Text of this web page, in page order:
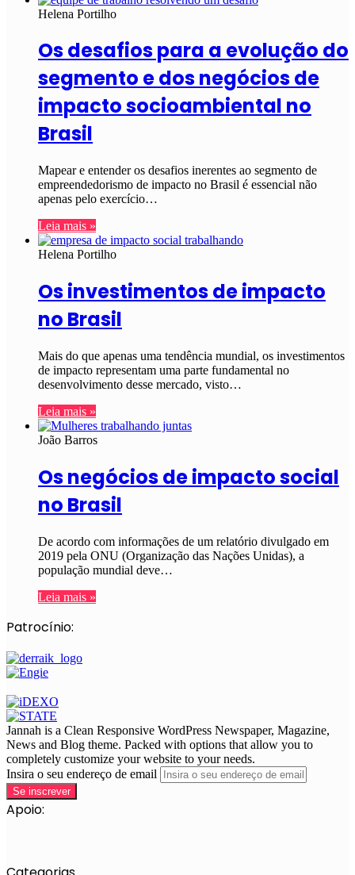
Helena Portilho
Os desafios para a evolução do
segmento e dos negócios de
impacto socioambiental no
Brasil
Mapear e entender os desafios inerentes ao segmento de
empreendedorismo de impacto no Brasil é essencial não
apenas pelo exercício…
Leia mais »
Helena Portilho
Os investimentos de impacto
no Brasil
Mais do que apenas uma tendência mundial, os investimentos
de impacto representam uma parte fundamental no
desenvolvimento desse mercado, visto…
Leia mais »
João Barros
Os negócios de impacto social
no Brasil
De acordo com informações de um relatório divulgado em
2019 pela ONU (Organização das Nações Unidas), a
população mundial deve…
Leia mais »
Patrocínio:
Jannah is a Clean Responsive WordPress Newspaper, Magazine,
News and Blog theme. Packed with options that allow you to
completely customize your website to your needs.
Insira o seu endereço de email
Apoio: